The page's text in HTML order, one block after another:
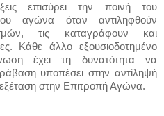
επισύρει την ποινή του
αγώνα όταν αντιληφθούν
τις καταγράφουν και
Κάθε άλλο εξουσιοδοτημένο
έχει τη δυνατότητα να
υποπέσει στην αντίληψή
στην Επιτροπή Αγώνα.